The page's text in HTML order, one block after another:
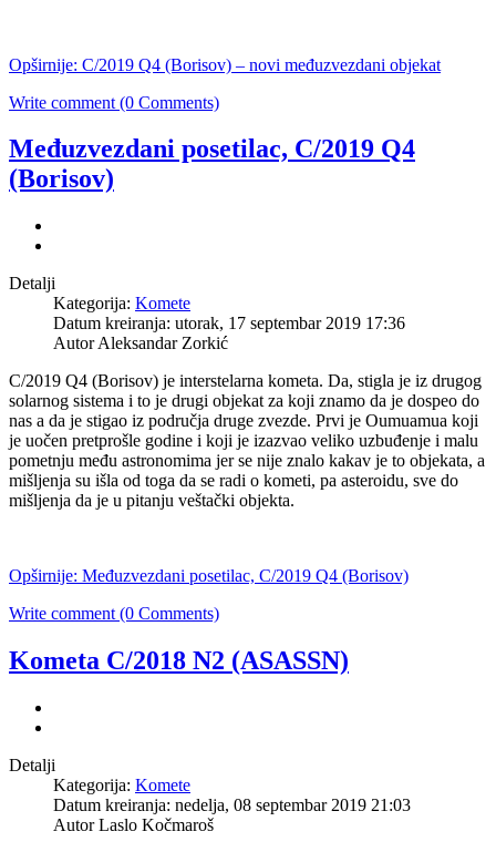
Opširnije: C/2019 Q4 (Borisov) – novi međuzvezdani objekat
Write comment (0 Comments)
Međuzvezdani posetilac, C/2019 Q4
(Borisov)
Detalji
Kategorija: Komete
Datum kreiranja: utorak, 17 septembar 2019 17:36
Autor Aleksandar Zorkić
C/2019 Q4 (Borisov) je interstelarna kometa. Da, stigla je iz drugog
solarnog sistema i to je drugi objekat za koji znamo da je dospeo do
nas a da je stigao iz područja druge zvezde. Prvi je Oumuamua koji
je uočen pretprošle godine i koji je izazvao veliko uzbuđenje i malu
pometnju među astronomima jer se nije znalo kakav je to objekata, a
mišljenja su išla od toga da se radi o kometi, pa asteroidu, sve do
mišljenja da je u pitanju veštački objekta.
Opširnije: Međuzvezdani posetilac, C/2019 Q4 (Borisov)
Write comment (0 Comments)
Kometa C/2018 N2 (ASASSN)
Detalji
Kategorija: Komete
Datum kreiranja: nedelja, 08 septembar 2019 21:03
Autor Laslo Kočmaroš